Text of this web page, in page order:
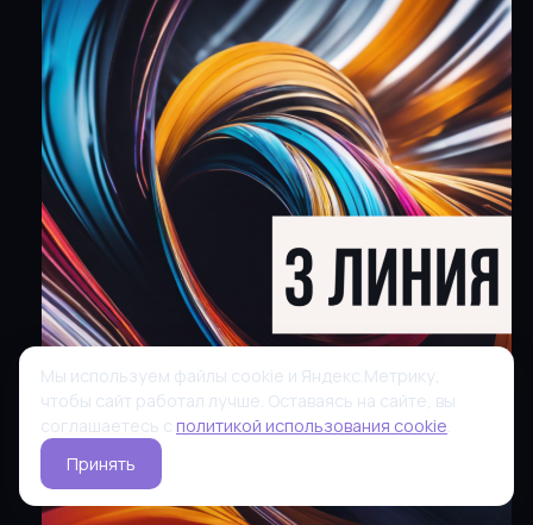
Мы используем файлы cookie и Яндекс.Метрику,
чтобы сайт работал лучше. Оставаясь на сайте, вы
соглашаетесь с политикой использования cookie.
Принять